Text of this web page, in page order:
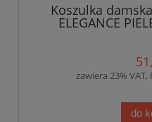
Koszulka
ELEGANCE
nadruk
zawiera 23%
do